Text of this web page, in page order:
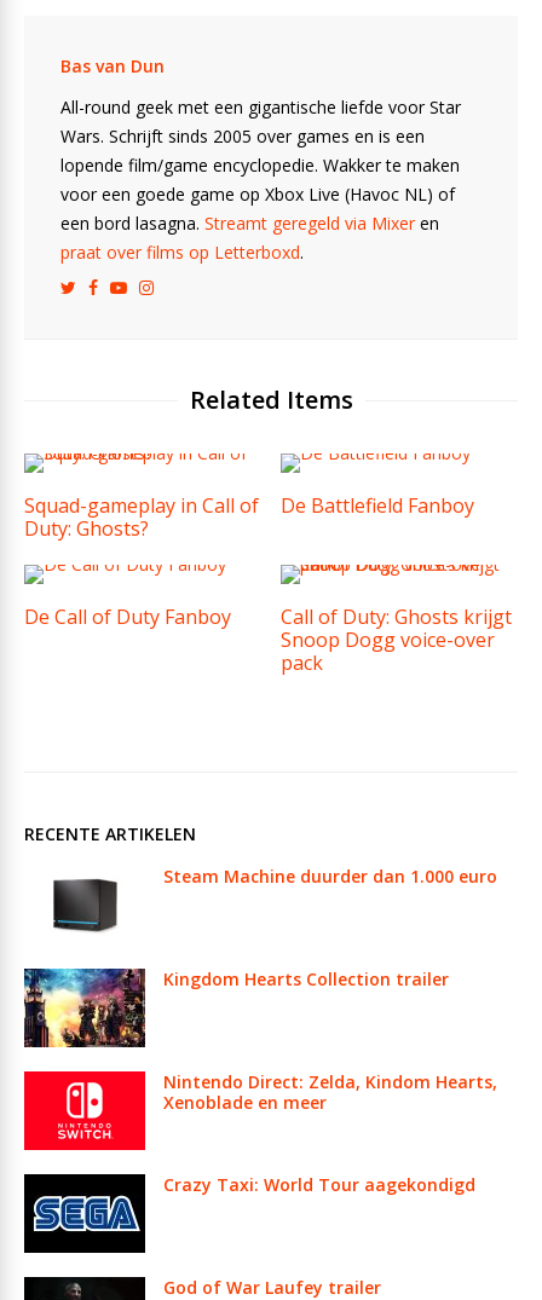
Bas van Dun
All-round geek met een gigantische liefde voor Star
Wars. Schrijft sinds 2005 over games en is een
lopende film/game encyclopedie. Wakker te maken
voor een goede game op Xbox Live (Havoc NL) of
een bord lasagna. Streamt geregeld via Mixeren
praat over films op Letterboxd.
Related Items
Squad-gameplay in Call of
Duty: Ghosts?
De Battlefield Fanboy
De Call of Duty Fanboy
Call of Duty: Ghosts krijgt
Snoop Dogg voice-over
pack
RECENTE ARTIKELEN
Steam Machine duurder dan 1.000 euro
Kingdom Hearts Collection trailer
Nintendo Direct: Zelda, Kindom Hearts,
Xenoblade en meer
Crazy Taxi: World Tour aagekondigd
God of War Laufey trailer